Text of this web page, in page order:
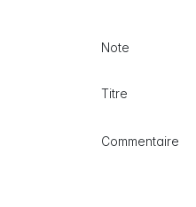
Note
Titre
Commentaire